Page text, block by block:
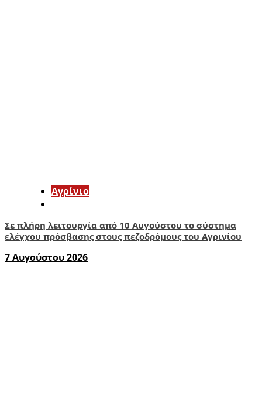
Aγρίνιο
Σε πλήρη λειτουργία από 10 Αυγούστου το σύστημα
ελέγχου πρόσβασης στους πεζοδρόμους του Αγρινίου
7 Αυγούστου 2026